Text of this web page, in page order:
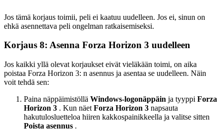
Jos tämä korjaus toimii, peli ei kaatuu uudelleen. Jos ei, sinun on
ehkä asennettava peli ongelman ratkaisemiseksi.
Korjaus 8: Asenna Forza Horizon 3 uudelleen
Jos kaikki yllä olevat korjaukset eivät vieläkään toimi, on aika
poistaa Forza Horizon 3: n asennus ja asentaa se uudelleen. Näin
voit tehdä sen:
Paina näppäimistöllä Windows-logonäppäin ja tyyppi Forza
Horizon 3 . Kun näet Forza Horizon 3 napsauta
hakutulosluetteloa hiiren kakkospainikkeella ja valitse sitten
Poista asennus .